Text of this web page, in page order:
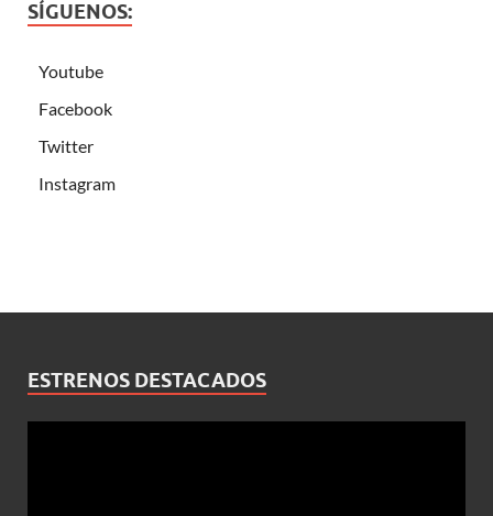
SÍGUENOS:
Youtube
Facebook
Twitter
Instagram
ESTRENOS DESTACADOS